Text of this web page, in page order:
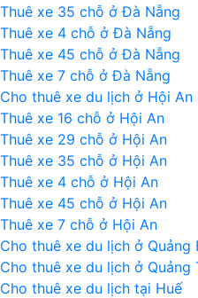
Thuê xe 35 chỗ ở Đà Nẵng
Thuê xe 4 chỗ ở Đà Nẵng
Thuê xe 45 chỗ ở Đà Nẵng
Thuê xe 7 chỗ ở Đà Nẵng
Cho thuê xe du lịch ở Hội An
Thuê xe 16 chỗ ở Hội An
Thuê xe 29 chỗ ở Hội An
Thuê xe 35 chỗ ở Hội An
Thuê xe 4 chỗ ở Hội An
Thuê xe 45 chỗ ở Hội An
Thuê xe 7 chỗ ở Hội An
Cho thuê xe du lịch ở Quảng
Cho thuê xe du lịch ở Quảng
Cho thuê xe du lịch tại Huế